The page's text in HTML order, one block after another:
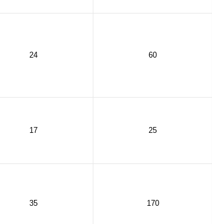
24 60
17 25
35 170